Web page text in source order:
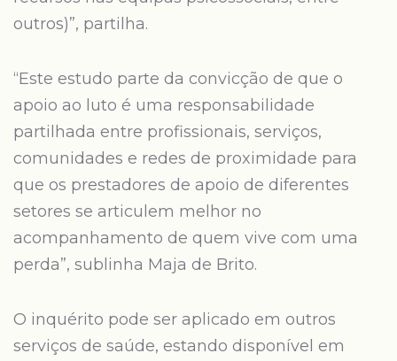
outros)”, partilha.
“Este estudo parte da convicção de que o
apoio ao luto é uma responsabilidade
partilhada entre profissionais, serviços,
comunidades e redes de proximidade para
que os prestadores de apoio de diferentes
setores se articulem melhor no
acompanhamento de quem vive com uma
perda”, sublinha Maja de Brito.
O inquérito pode ser aplicado em outros
serviços de saúde, estando disponível em